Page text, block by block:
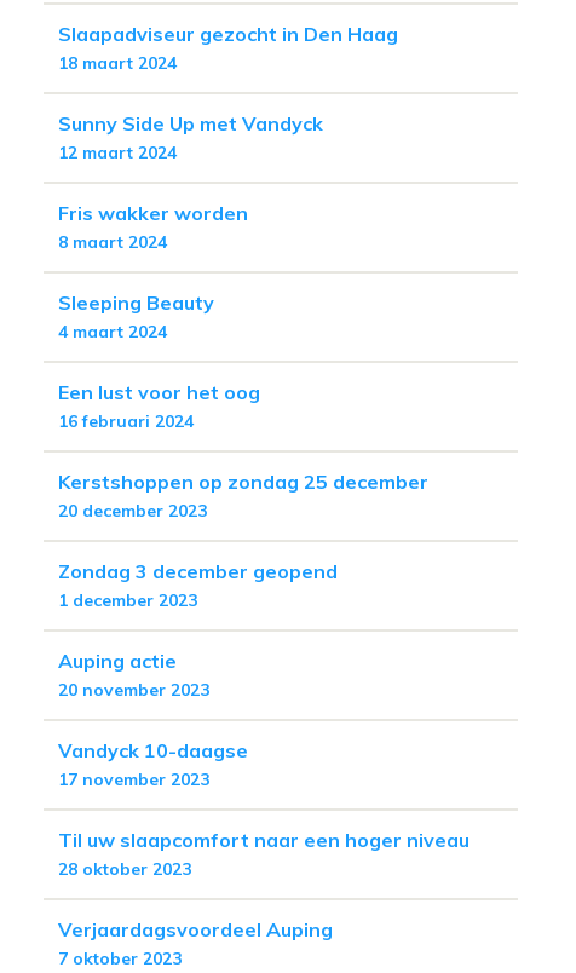
Slaapadviseur gezocht in Den Haag
18 maart 2024
Sunny Side Up met Vandyck
12 maart 2024
Fris wakker worden
8 maart 2024
Sleeping Beauty
4 maart 2024
Een lust voor het oog
16 februari 2024
Kerstshoppen op zondag 25 december
20 december 2023
Zondag 3 december geopend
1 december 2023
Auping actie
20 november 2023
Vandyck 10-daagse
17 november 2023
Til uw slaapcomfort naar een hoger niveau
28 oktober 2023
Verjaardagsvoordeel Auping
7 oktober 2023